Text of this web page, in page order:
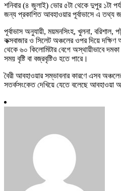
শনিবার (৪ জুলাই) ভোর ৫টা থেকে দুপুর ১টা
জন্য প্রকাশিত আবহাওয়ার পূর্বাভাসে এ তথ্য
পূর্বাভাস অনুযায়ী, ময়মনসিংহ, খুলনা, বরিশাল,
কক্সবাজার ও সিলেট অঞ্চলের ওপর দিয়ে দক্ষিণ
থেকে ৬০ কিলোমিটার বেগে অস্থায়ীভাবে
সময় বৃষ্টি বা বজ্রবৃষ্টিও হতে পারে।
বৈরী আবহাওয়ার সম্ভাবনার কারণে এসব
সতর্কসংকেত দেখিয়ে যেতে বলেছে আবহাওয়া